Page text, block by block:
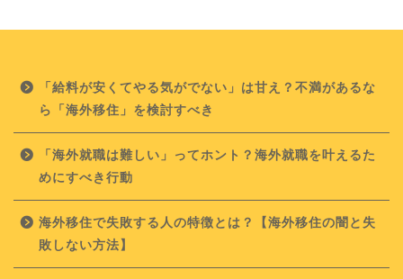
「給料が安くてやる気がでない」は甘え？不満があるな
ら「海外移住」を検討すべき
「海外就職は難しい」ってホント？海外就職を叶えるた
めにすべき行動
海外移住で失敗する人の特徴とは？【海外移住の闇と失
敗しない方法】